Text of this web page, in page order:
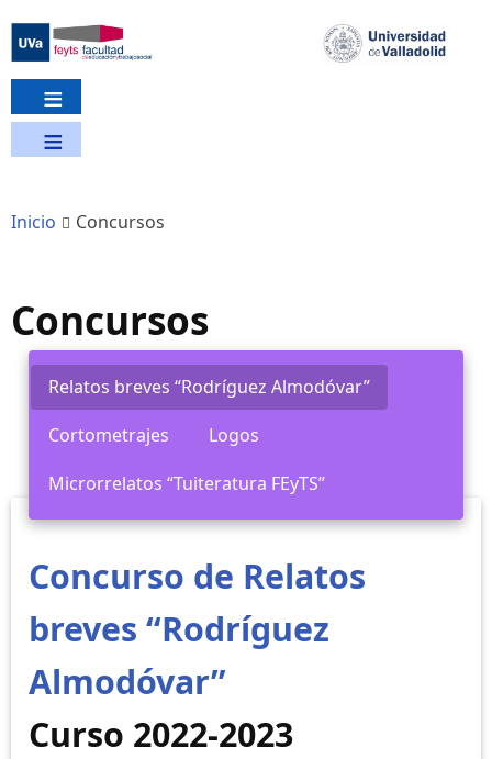
contenido
principal
Inicio Concursos
Concursos
Relatos breves “Rodríguez Almodóvar”
Cortometrajes
Logos
Microrrelatos “Tuiteratura FEyTS”
Concurso de Relatos
breves “Rodríguez
Almodóvar”
Curso 2022-2023